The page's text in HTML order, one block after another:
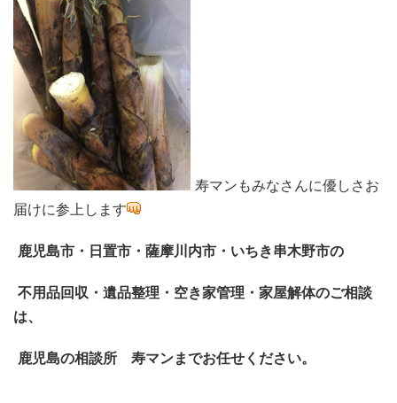
寿マンもみなさんに優しさお
届けに参上します
鹿児島市・日置市・薩摩川内市・いちき串木野市の
不用品回収・遺品整理・空き家管理・家屋解体のご相談
は、
鹿児島の相談所 寿マンまでお任せください。